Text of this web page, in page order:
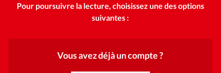
Pour poursuivre la lecture, choisissez une des options
suivantes :
Vous avez déjà un compte ?